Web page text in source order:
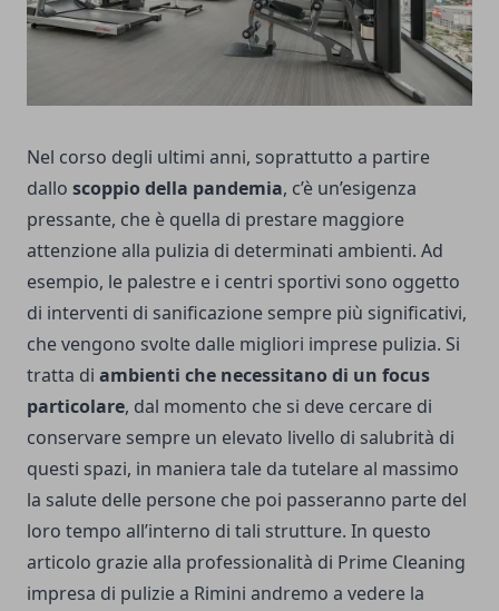
Nel corso degli ultimi anni, soprattutto a partire
dallo scoppio della pandemia, c’è un’esigenza
pressante, che è quella di prestare maggiore
attenzione alla pulizia di determinati ambienti. Ad
esempio, le palestre e i centri sportivi sono oggetto
di interventi di sanificazione sempre più significativi,
che vengono svolte dalle migliori imprese pulizia. Si
tratta di ambienti che necessitano di un focus
particolare, dal momento che si deve cercare di
conservare sempre un elevato livello di salubrità di
questi spazi, in maniera tale da tutelare al massimo
la salute delle persone che poi passeranno parte del
loro tempo all’interno di tali strutture. In questo
articolo grazie alla professionalità di Prime Cleaning
impresa di pulizie a Rimini andremo a vedere la